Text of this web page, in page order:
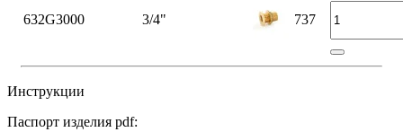
632G3000 3/4" 737
Инструкции
Паспорт изделия pdf: